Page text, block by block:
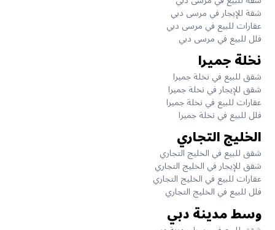
شقة للإيجار في مرسى دبي
عقارات للبيع في مرسى دبي
فلل للبيع في مرسى دبي
نخلة جميرا
شقق للبيع في نخلة جميرا
شقق للإيجار في نخلة جميرا
عقارات للبيع في نخلة جميرا
فلل للبيع في نخلة جميرا
الخليج التجاري
شقق للبيع في الخليج التجاري
شقق للإيجار في الخليج التجاري
عقارات للبيع في الخليج التجاري
فلل للبيع في الخليج التجاري
وسط مدينة دبي